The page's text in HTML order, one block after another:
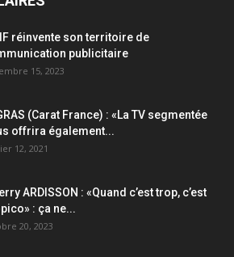
réinvente son territoire de
publicitaire
15, 2023
(Carat France) : «La TV segmentée
offrira également...
12, 2021
ARDISSON : «Quand c’est trop, c’est
: ça ne...
20, 2023